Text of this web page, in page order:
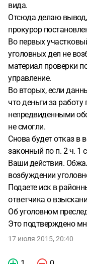
вида.
Отсюда делаю вывод,
прокурор
Во первых
уголовных дел не
материал проверки
управление.
Во вторых, если
что деньги за работу
непредвиденными
не смогли.
Снова будет отказ в
законный по п. 2 ч. 1
Ваши действия.
возбуждении
Подаете иск в
ответчика о
Об уголовном
Это подтверждено
17 июля 2015, 20:40